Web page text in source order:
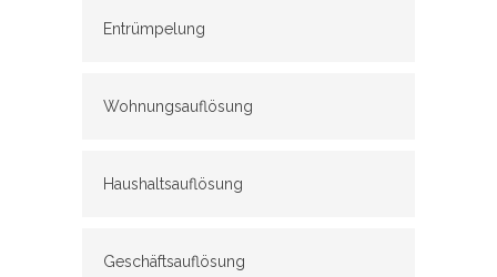
Entrümpelung
Wohnungsauflösung
Haushaltsauflösung
Geschäftsauflösung